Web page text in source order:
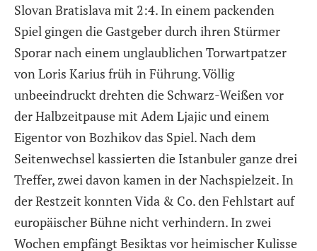
Slovan Bratislava mit 2:4. In einem packenden
Spiel gingen die Gastgeber durch ihren Stürmer
Sporar nach einem unglaublichen Torwartpatzer
von Loris Karius früh in Führung. Völlig
unbeeindruckt drehten die Schwarz-Weißen vor
der Halbzeitpause mit Adem Ljajic und einem
Eigentor von Bozhikov das Spiel. Nach dem
Seitenwechsel kassierten die Istanbuler ganze drei
Treffer, zwei davon kamen in der Nachspielzeit. In
der Restzeit konnten Vida & Co. den Fehlstart auf
europäischer Bühne nicht verhindern. In zwei
Wochen empfängt Besiktas vor heimischer Kulisse